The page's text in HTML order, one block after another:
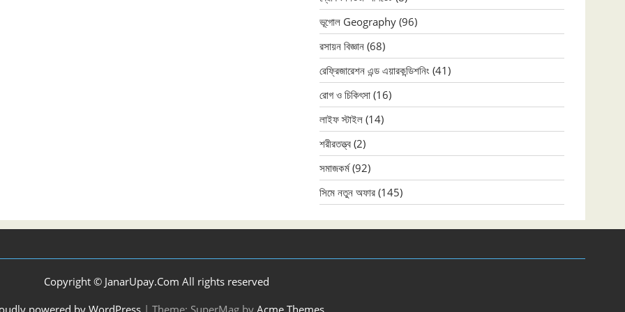
ভূগোল Geography (96)
রসায়ন বিজ্ঞান (68)
রেফ্রিজারেশন এন্ড এয়ারকন্ডিশনিং (41)
রোগ ও চিকিৎসা (16)
লাইফ স্টাইল (14)
শরীরতত্ত্ব (2)
সমাজকর্ম(92)
সিমে নতুন ‍অফার (145)
Copyright © JanarUpay.Com All rights reserved
powered by WordPress | Theme: SuperMag by Acme Themes